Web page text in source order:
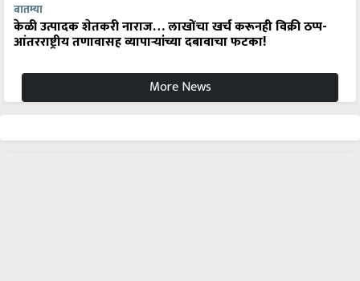
बातम्या
केळी उत्पादक शेतकरी नाराज… लाखोंचा खर्च करूनही विक्री ठप्प-
आंतरराष्ट्रीय तणावासह व्यापाऱ्यांच्या दबावाचा फटका!
More News